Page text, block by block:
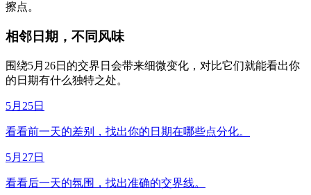
擦点。
相邻日期，不同风味
围绕5月26日的交界日会带来细微变化，对比它们就能看出你
的日期有什么独特之处。
5月25日
看看前一天的差别，找出你的日期在哪些点分化。
5月27日
看看后一天的氛围，找出准确的交界线。